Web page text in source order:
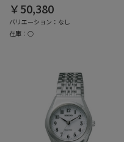
￥50,380
バリエーション：なし
在庫：○